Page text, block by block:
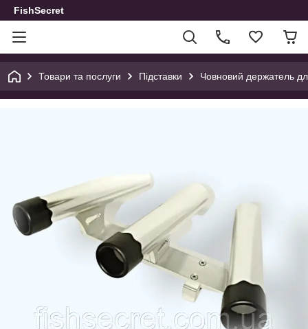
FishSecret
Товари та послуги Підставки Човновий держатель